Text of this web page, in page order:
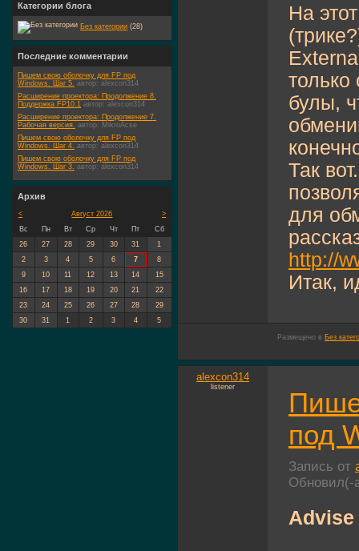
На
только
булы,
Так
для
http://
Итак,
Размещено в Без
alexcon314
listener
под
Запись от
Advise
Категории блога
Без категории (28)
Последние комментарии
Пишем свою оболочку для FP под
Windows. Шаг 5. автор: alexcon314
Расширение проектора: Продолжение 8.
Поддержка FP10.1 автор: alexcon314
Расширение проектора: Продолжение 7.
Рабочая версия. автор: MikroAcse
Пишем свою оболочку для FP под
Windows. Шаг 4. автор: alexcon314
Пишем свою оболочку для FP под
Windows. Шаг 3. автор: alexcon314
Архив
< >
Август 2026
Вс
Пн Вт Ср Чт Пт
Сб
26
27 28 29 30 31
1
2
3 4 5 6 7
8
9
10 11 12 13 14
15
16
17 18 19 20 21
22
23
24 25 26 27 28
29
30
31 1 2 3 4 5